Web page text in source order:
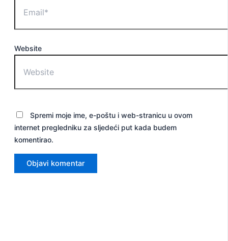
Website
Spremi moje ime, e-poštu i web-stranicu u ovom
internet pregledniku za sljedeći put kada budem
komentirao.